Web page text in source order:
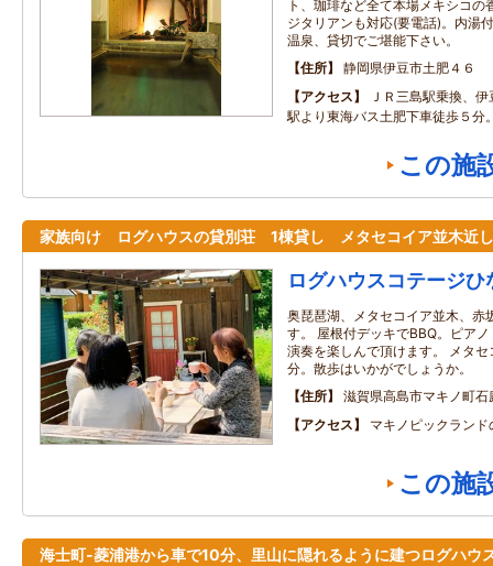
ト、珈琲など全て本場メキシコ
ジタリアンも対応(要電話)。内湯
温泉、貸切でご堪能下さい。
住所
静岡県伊豆市土肥４６
アクセス
ＪＲ三島駅乗換、
駅より東海バス土肥下車徒歩５分
この施
家族向け ログハウスの貸別荘 1棟貸し メタセコイア並木近し
ログハウスコテージひ
奥琵琶湖、メタセコイア並木、赤
す。 屋根付デッキでBBQ。ピア
演奏を楽しんで頂けます。 メタ
分。散歩はいかがでしょうか。
住所
滋賀県高島市マキノ町石
アクセス
マキノピックランド
この施
海士町-菱浦港から車で10分、里山に隠れるように建つログハウ